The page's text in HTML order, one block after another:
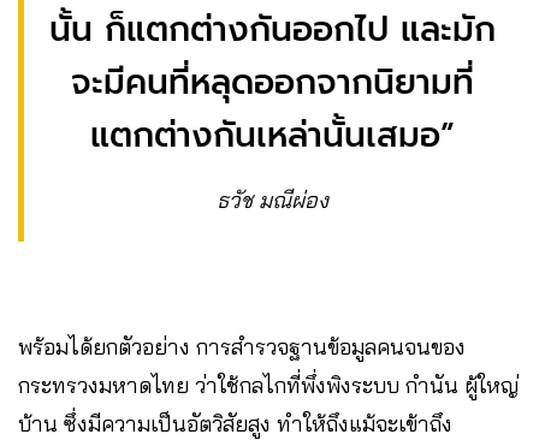
นั้น ก็แตกต่างกันออกไป และมัก
จะมีคนที่หลุดออกจากนิยามที่
แตกต่างกันเหล่านั้นเสมอ”
ธวัช มณีผ่อง
พร้อมได้ยกตัวอย่าง การสำรวจฐานข้อมูลคนจนของ
กระทรวงมหาดไทย ว่าใช้กลไกที่พึ่งพิงระบบ กำนัน ผู้ใหญ่
บ้าน ซึ่งมีความเป็นอัตวิสัยสูง ทำให้ถึงแม้จะเข้าถึง